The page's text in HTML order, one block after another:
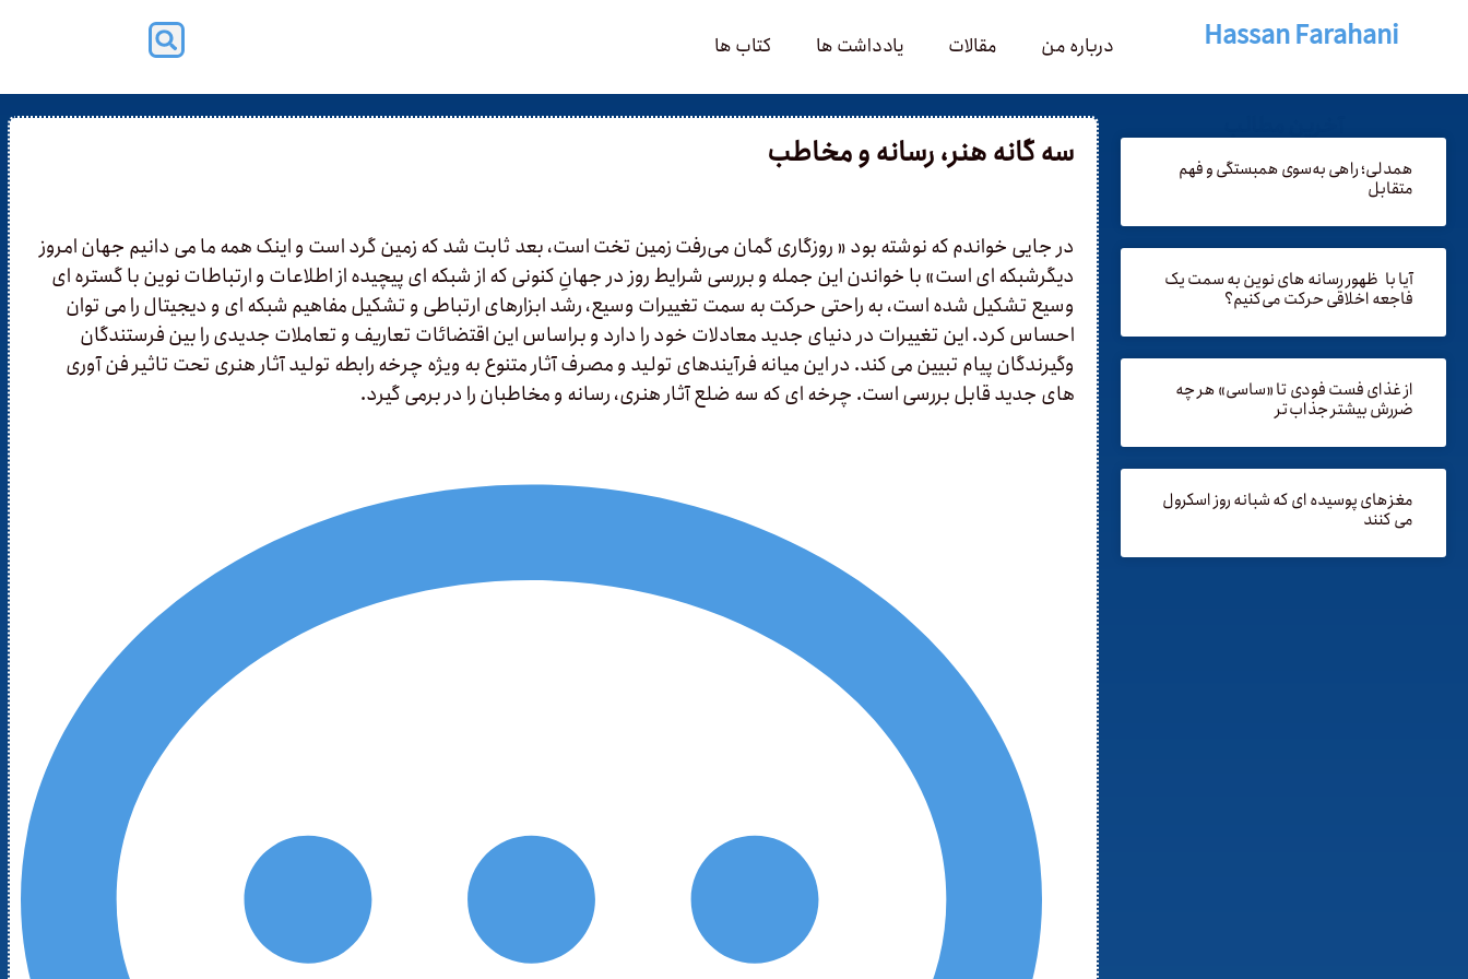
Hassan Farahani درباره من مقالات یادداشت ها کتاب ها
همدلی؛ راهی به‌سوی همبستگی و فهم
متقابل
آیا با ظهور رسانه های نوین به سمت یک
فاجعه اخلاقی حرکت می‌کنیم؟
از غذای فست فودی تا «ساسی» هر چه
ضررش بیشتر جذاب‌تر
مغزهای پوسیده ای که شبانه روز اسکرول
می کنند
سه­ گانه هنر، رسانه و مخاطب
در جایی خواندم که نوشته بود « روزگاری گمان می‌رفت زمین تخت است، بعد ثابت شد که زمین گرد است و اینک همه ما می دانیم جهان امروز
دیگرشبکه ای است» با خواندن این جمله و بررسی شرایط روز در جهانِ کنونی که از شبکه ای پیچیده از اطلاعات و ارتباطات نوین با گستره ای
وسیع تشکیل شده است، به راحتی حرکت به سمت تغییرات وسیع، رشد ابزارهای ارتباطی و تشکیل مفاهیم شبکه ای و دیجیتال را می توان
احساس کرد. این تغییرات در دنیای جدید معادلات خود را دارد و براساس این اقتضائات تعاریف و تعاملات جدیدی را بین فرستندگان
وگیرندگان پیام تبیین می کند. در این میانه فرآیندهای تولید و مصرف آثار متنوع به ویژه چرخه رابطه تولید آثار هنری تحت تاثیر فن آوری
های جدید قابل بررسی است. چرخه ای که سه ضلع آثار هنری، رسانه و مخاطبان را در برمی گیرد.